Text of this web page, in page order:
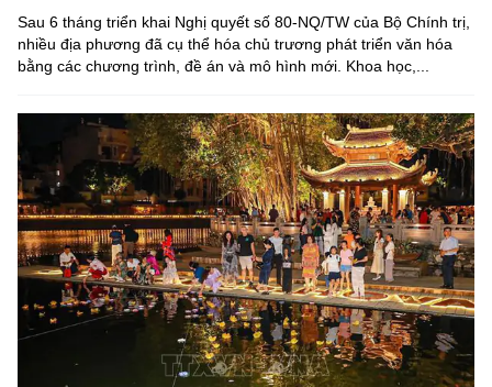
Sau 6 tháng triển khai Nghị quyết số 80-NQ/TW của Bộ Chính trị,
nhiều địa phương đã cụ thể hóa chủ trương phát triển văn hóa
bằng các chương trình, đề án và mô hình mới. Khoa học,...